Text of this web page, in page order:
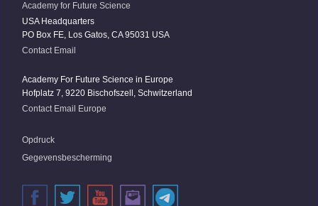
Academy for Future Science
USA Headquarters
PO Box FE, Los Gatos, CA 95031 USA
Contact Email
Academy For Future Science in Europe
Hofplatz 7, 9220 Bischofszell, Schwitzerland
Contact Email Europe
Opdruck
Gegevensbescherming